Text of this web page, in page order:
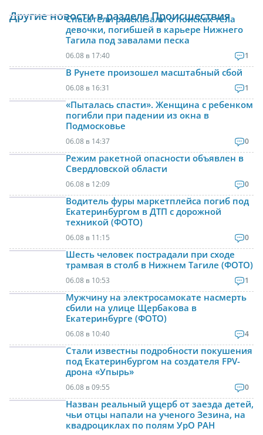
Другие новости в разделе Происшествия
Спасатели рассказали о поисках тела
девочки, погибшей в карьере Нижнего
Тагила под завалами песка
06.08 в 17:40 1
В Рунете произошел масштабный сбой
06.08 в 16:31 1
«Пыталась спасти». Женщина с ребенком
погибли при падении из окна в
Подмосковье
06.08 в 14:37 0
Режим ракетной опасности объявлен в
Свердловской области
06.08 в 12:09 0
Водитель фуры маркетплейса погиб под
Екатеринбургом в ДТП с дорожной
техникой (ФОТО)
06.08 в 11:15 0
Шесть человек пострадали при сходе
трамвая в столб в Нижнем Тагиле (ФОТО)
06.08 в 10:53 1
Мужчину на электросамокате насмерть
сбили на улице Щербакова в
Екатеринбурге (ФОТО)
06.08 в 10:40 4
Стали известны подробности покушения
под Екатеринбургом на создателя FPV-
дрона «Упырь»
06.08 в 09:55 0
Назван реальный ущерб от заезда детей,
чьи отцы напали на ученого Зезина, на
квадроциклах по полям УрО РАН